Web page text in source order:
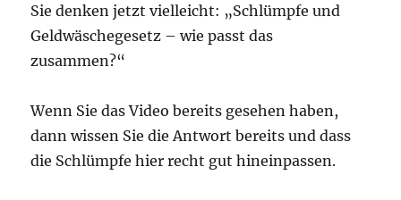
Sie denken jetzt vielleicht: „Schlümpfe und
Geldwäschegesetz – wie passt das
zusammen?“
Wenn Sie das Video bereits gesehen haben,
dann wissen Sie die Antwort bereits und dass
die Schlümpfe hier recht gut hineinpassen.